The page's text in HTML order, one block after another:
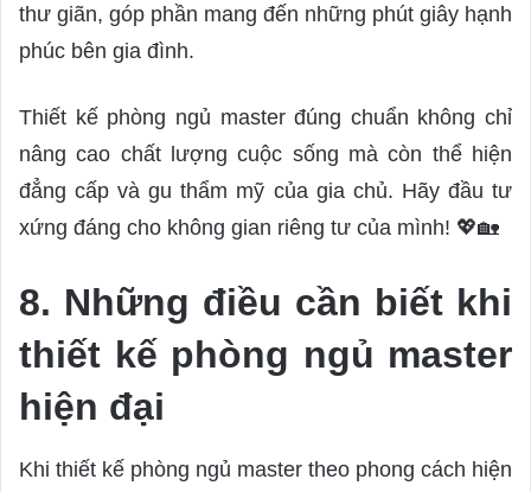
thư giãn, góp phần mang đến những phút giây hạnh
phúc bên gia đình.
Thiết kế phòng ngủ master đúng chuẩn không chỉ
nâng cao chất lượng cuộc sống mà còn thể hiện
đẳng cấp và gu thẩm mỹ của gia chủ. Hãy đầu tư
xứng đáng cho không gian riêng tư của mình! 💖🏡
8. Những điều cần biết khi
thiết kế phòng ngủ master
hiện đại
Khi thiết kế phòng ngủ master theo phong cách hiện